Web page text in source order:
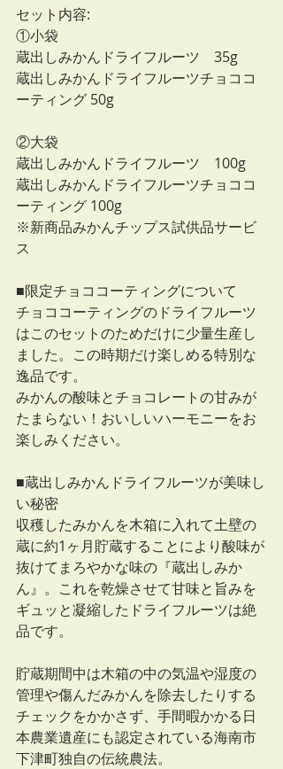
セット内容:
①小袋
蔵出しみかんドライフルーツ　35g
蔵出しみかんドライフルーツチョココ
ーティング 50g
②大袋
蔵出しみかんドライフルーツ　100g
蔵出しみかんドライフルーツチョココ
ーティング 100g
※新商品みかんチップス試供品サービ
ス
■限定チョココーティングについて
チョココーティングのドライフルーツ
はこのセットのためだけに少量生産し
ました。この時期だけ楽しめる特別な
逸品です。
みかんの酸味とチョコレートの甘みが
たまらない！おいしいハーモニーをお
楽しみください。
■蔵出しみかんドライフルーツが美味し
い秘密
収穫したみかんを木箱に入れて土壁の
蔵に約1ヶ月貯蔵することにより酸味が
抜けてまろやかな味の『蔵出しみか
ん』。これを乾燥させて甘味と旨みを
ギュッと凝縮したドライフルーツは絶
品です。
貯蔵期間中は木箱の中の気温や湿度の
管理や傷んだみかんを除去したりする
チェックをかかさず、手間暇かかる日
本農業遺産にも認定されている海南市
下津町独自の伝統農法。